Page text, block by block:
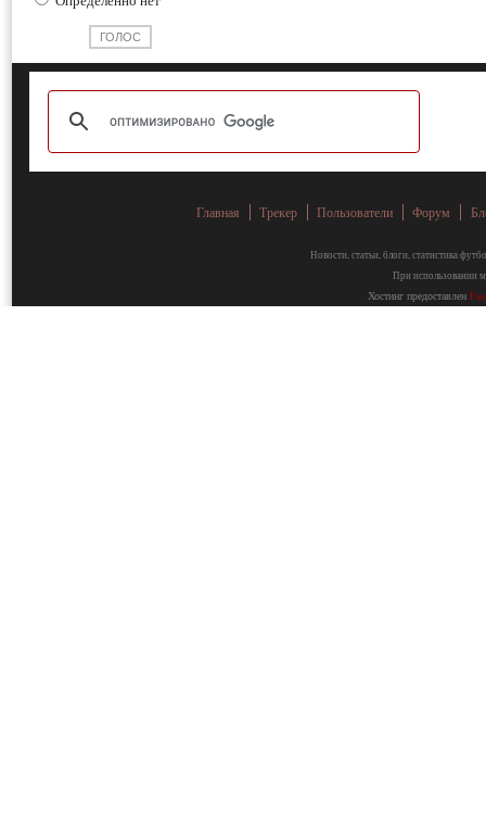
Главная Трекер Пользователи Форум
Новости, статьи, блоги, статистика
При использовании
Хостинг предоставлен